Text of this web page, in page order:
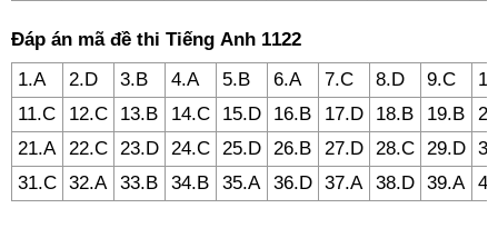
Đáp án mã đề thi Tiếng Anh 1122
1.A
2.D 3.B 4.A 5.B 6.A 7.C 8.D 9.C
11.C
12.C 13.B 14.C 15.D 16.B 17.D 18.B 19.B
21.A
22.C 23.D 24.C 25.D 26.B 27.D 28.C 29.D
31.C 32.A 33.B 34.B 35.A 36.D 37.A 38.D 39.A